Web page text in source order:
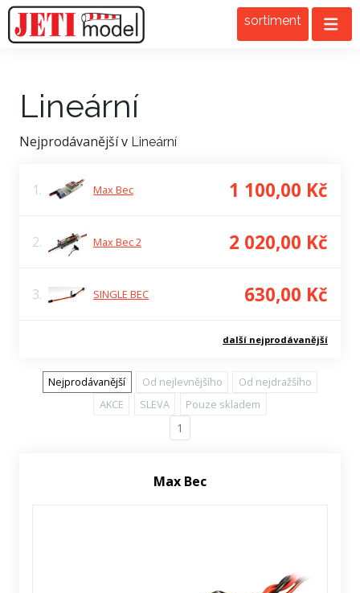
sortiment
Lineární
Nejprodávanější v Lineární
1. Max Bec 1 100,00 Kč
2. Max Bec 2 2 020,00 Kč
3. SINGLE BEC 630,00 Kč
další nejprodávanější
Nejprodávanější Od nejlevnějšího
Od nejdražšího
AKCE
SLEVA Pouze skladem
1
Max Bec